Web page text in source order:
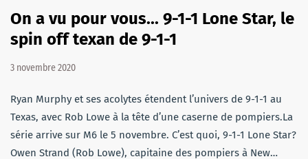
On a vu pour vous... 9-1-1 Lone Star, le
spin off texan de 9-1-1
3 novembre 2020
Ryan Murphy et ses acolytes étendent l’univers de 9-1-1 au
Texas, avec Rob Lowe à la tête d’une caserne de pompiers.La
série arrive sur M6 le 5 novembre. C’est quoi, 9-1-1 Lone Star?
Owen Strand (Rob Lowe), capitaine des pompiers à New…